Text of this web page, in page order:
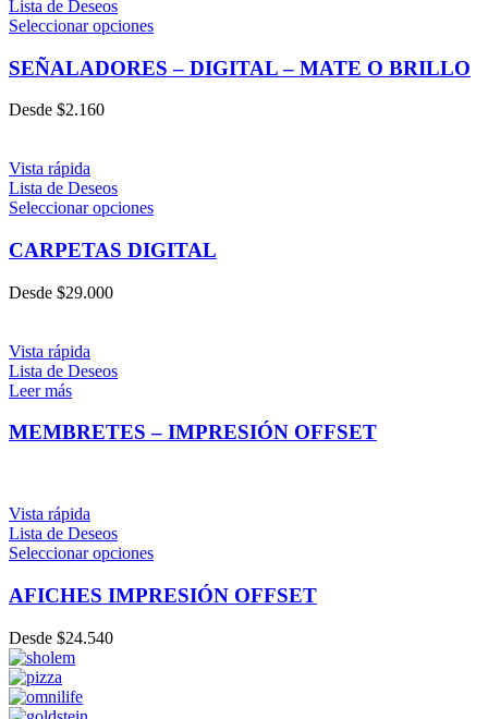
Lista de Deseos
Seleccionar opciones
SEÑALADORES – DIGITAL – MATE O BRILLO
Desde $2.160
Vista rápida
Lista de Deseos
Seleccionar opciones
CARPETAS DIGITAL
Desde $29.000
Vista rápida
Lista de Deseos
Leer más
MEMBRETES – IMPRESIÓN OFFSET
Vista rápida
Lista de Deseos
Seleccionar opciones
AFICHES IMPRESIÓN OFFSET
Desde $24.540